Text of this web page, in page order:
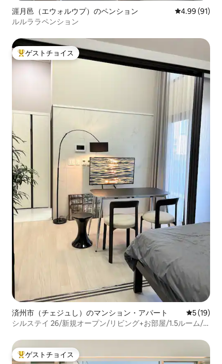
涯月邑（エウォルウプ）のペンション レビュー91
4.99 (91)
ルルララペンション
大好評のゲストチョイスです。
ゲストチョイス
済州市（チェジュし）のマンション・アパート レビュー
5 (19)
シルステイ 26/新規オープン/リビング+お部屋/1.5ルーム/
大好評のゲストチョイスです。
ゲストチョイス